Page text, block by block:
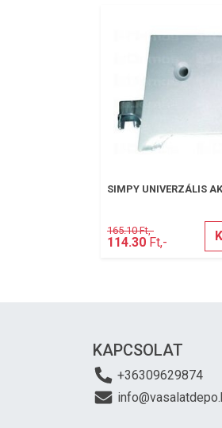
SIMPY UNIVERZÁLIS
165.10 Ft,-
114.30 Ft,-
KAPCSOLAT
+36309629874